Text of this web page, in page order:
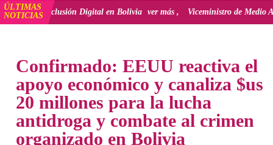
ÚLTIMAS
NOTICIAS
la inclusión Digital en Bolivia ver más Viceministro de Medio
Confirmado: EEUU reactiva el
apoyo económico y canaliza $us
20 millones para la lucha
antidroga y combate al crimen
organizado en Bolivia